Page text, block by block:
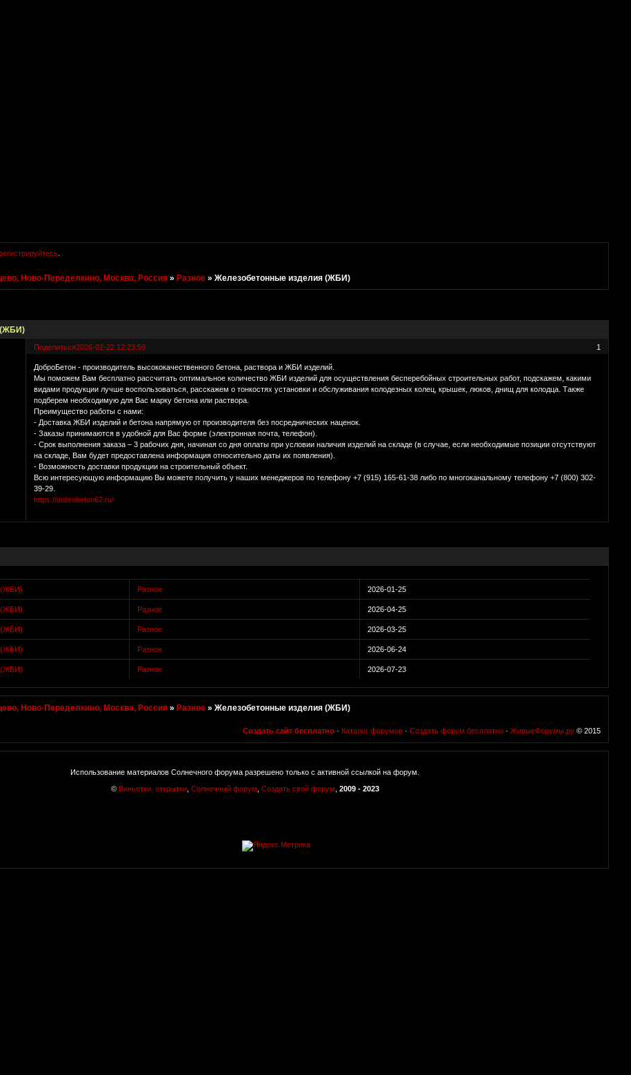
.
Ново-Переделкино, Москва, Россия »Разное »Железобетонные изделия (ЖБИ)
(ЖБИ)
Поделиться 1
2026-02-22 12:23:59
ДоброБетон - производитель высококачественного бетона, раствора и ЖБИ изделий.
Мы поможем Вам бесплатно рассчитать оптимальное количество ЖБИ изделий для осуществления бесперебойных строительных работ, подскажем, какими
видами продукции лучше воспользоваться, расскажем о тонкостях установки и обслуживания колодезных колец, крышек, люков, днищ для колодца. Также
подберем необходимую для Вас марку бетона или раствора.
Преимущество работы с нами:
- Доставка ЖБИ изделий и бетона напрямую от производителя без посреднических наценок.
- Заказы принимаются в удобной для Вас форме (электронная почта, телефон).
- Срок выполнения заказа – 3 рабочих дня, начиная со дня оплаты при условии наличия изделий на складе (в случае, если необходимые позиции отсутствуют
на складе, Вам будет предоставлена информация относительно даты их появления).
- Возможность доставки продукции на строительный объект.
Всю интересующую информацию Вы можете получить у наших менеджеров по телефону +7 (915) 165-61-38 либо по многоканальному телефону +7 (800) 302-
39-29.
https://dobrobeton62.ru/
(ЖБИ) Разное 2026-01-25
(ЖБИ) Разное 2026-04-25
(ЖБИ) Разное 2026-03-25
(ЖБИ) Разное 2026-06-24
(ЖБИ) Разное 2026-07-23
Ново-Переделкино, Москва, Россия »Разное »Железобетонные изделия (ЖБИ)
Создать сайт бесплатно · Каталог форумов · Создать форум бесплатно · ЖивыеФорумы.ру © 2015
Использование материалов Солнечного форума разрешено только с активной ссылкой на форум.
© Виньетки, открытки, Солнечный форум Создать свой форум 2009 - 2023